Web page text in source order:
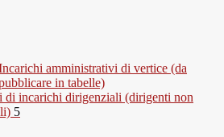
amministrativi di vertice (da
in tabelle)
di incarichi dirigenziali (dirigenti non
5